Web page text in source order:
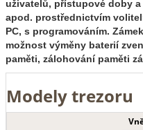
uživatelů, přístupové doby
apod. prostřednictvím
PC, s programováním.
možnost výměny baterií
paměti, zálohování paměti
Modely trezoru